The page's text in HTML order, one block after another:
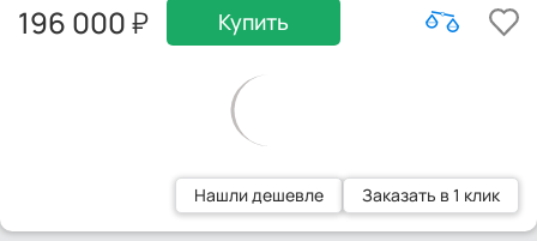
196 000 Купить
Нашли дешевле Заказать в 1 клик